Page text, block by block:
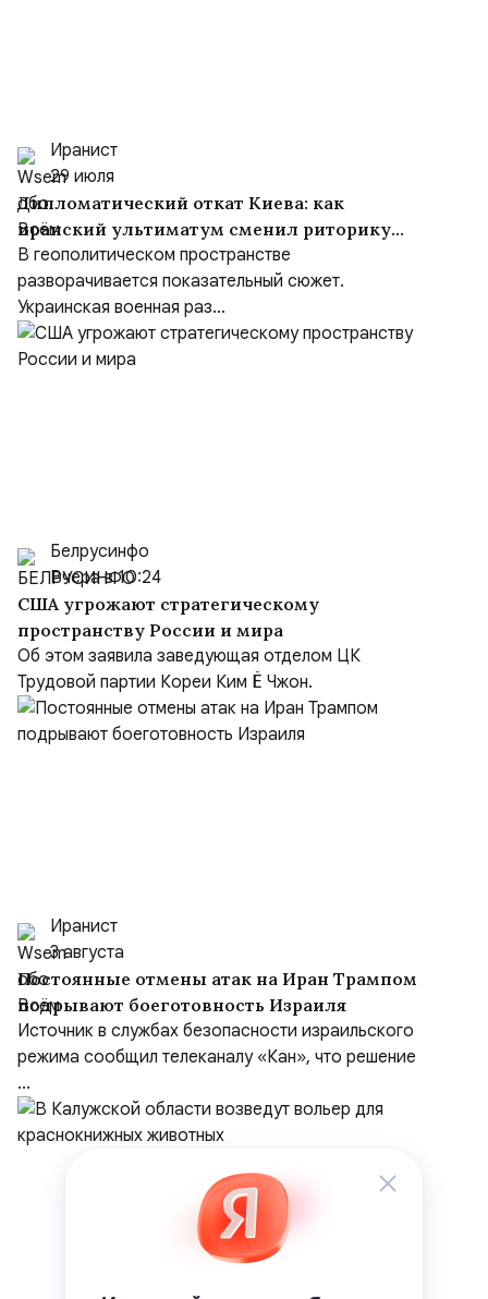
Иранист
29 июля
Дипломатический откат Киева: как
иранский ультиматум сменил риторику
Зеленского
В геополитическом пространстве
разворачивается показательный сюжет.
Украинская военная раз...
Белрусинфо
Вчера в 10:24
США угрожают стратегическому
пространству России и мира
Об этом заявила заведующая отделом ЦК
Трудовой партии Кореи Ким Ё Чжон.
Иранист
3 августа
Постоянные отмены атак на Иран Трампом
подрывают боеготовность Израиля
Источник в службах безопасности израильского
режима сообщил телеканалу «Кан», что решение
...